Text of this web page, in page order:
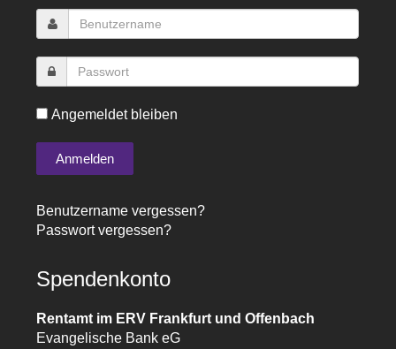
Angemeldet bleiben
Benutzername vergessen?
Passwort vergessen?
Spendenkonto
Rentamt im ERV Frankfurt und Offenbach
Evangelische Bank eG